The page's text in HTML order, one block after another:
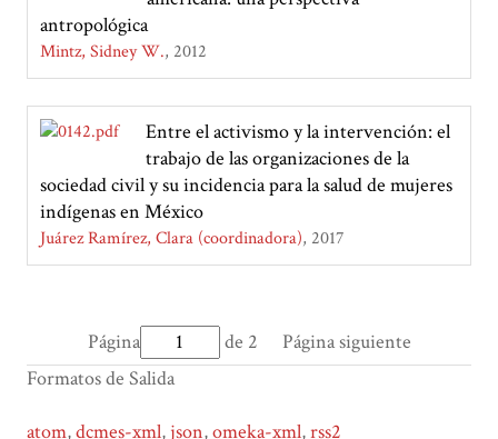
antropológica
Mintz, Sidney W. 2012
Entre el activismo y la intervención: el
trabajo de las organizaciones de la
sociedad civil y su incidencia para la salud de mujeres
indígenas en México
Juárez Ramírez, Clara (coordinadora) 2017
Página de 2
Página siguiente
Formatos de Salida
atom,dcmes-xml, json,omeka-xml,rss2